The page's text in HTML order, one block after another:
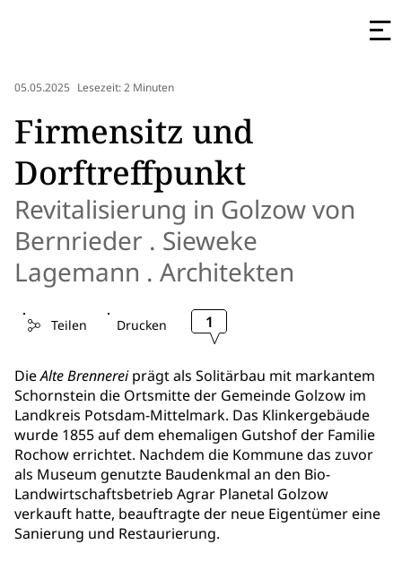
05.05.2025 Lesezeit: 2 Minuten
Firmensitz und
Dorftreffpunkt
Revitalisierung in Golzow von
Bernrieder . Sieweke
Lagemann . Architekten
Teilen Drucken 1
DieAlte Brennereiprägt als Solitärbau mit markantem
Schornstein die Ortsmitte der Gemeinde Golzow im
Landkreis Potsdam-Mittelmark. Das Klinkergebäude
wurde 1855 auf dem ehemaligen Gutshof der Familie
Rochow errichtet. Nachdem die Kommune das zuvor
als Museum genutzte Baudenkmal an den Bio-
Landwirtschaftsbetrieb Agrar Planetal Golzow
verkauft hatte, beauftragte der neue Eigentümer eine
Sanierung und Restaurierung.